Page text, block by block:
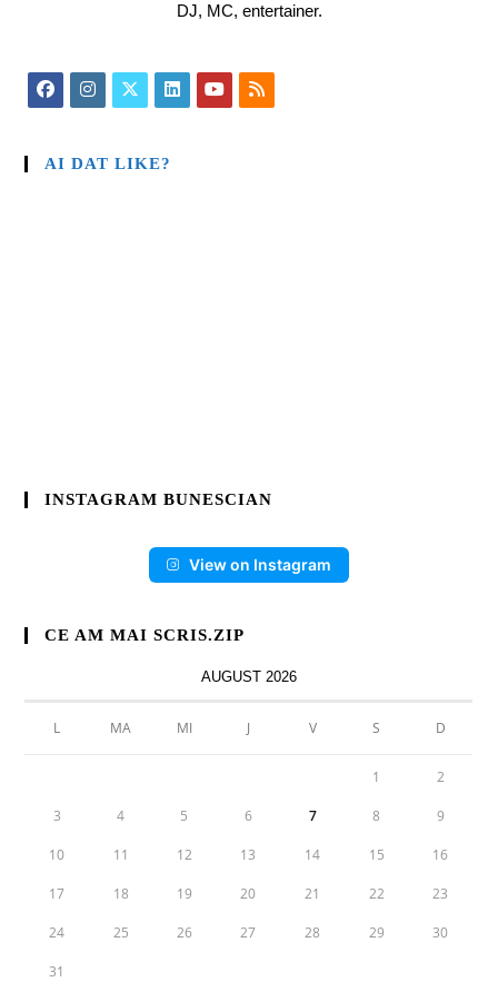
DJ, MC, entertainer.
AI DAT LIKE?
INSTAGRAM BUNESCIAN
View on Instagram
CE AM MAI SCRIS.ZIP
AUGUST 2026
L MA MI J V S D
1 2
3 4 5 6 7 8 9
10 11 12 13 14 15 16
17 18 19 20 21 22 23
24 25 26 27 28 29 30
31